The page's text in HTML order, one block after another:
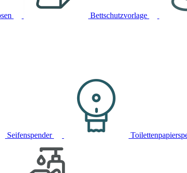
Bettschutzvorlage
Seifenspender